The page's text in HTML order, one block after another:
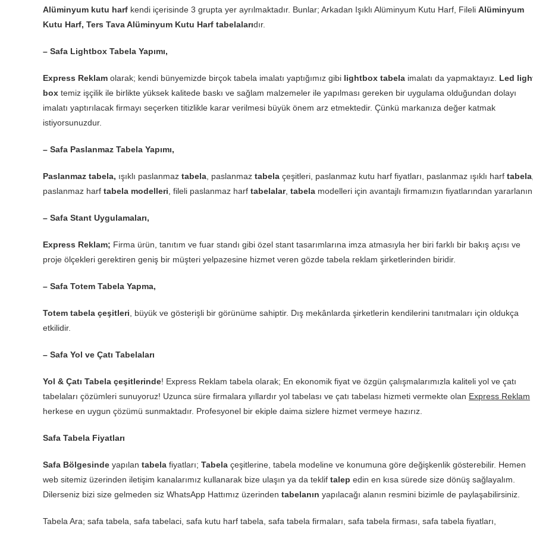
Alüminyum kutu harf kendi içerisinde 3 grupta yer ayrılmaktadır. Bunlar; Arkadan Işıklı Alüminyum Kutu Harf, Fileli Alüminyum
Kutu Harf, Ters Tava Alüminyum Kutu Harf tabelalarıdır.
– Safa Lightbox Tabela Yapımı,
Express Reklam olarak; kendi bünyemizde birçok tabela imalatı yaptığımız gibi lightbox tabela imalatı da yapmaktayız. Led
box temiz işçilik ile birlikte yüksek kalitede baskı ve sağlam malzemeler ile yapılması gereken bir uygulama olduğundan dolayı
imalatı yaptırılacak firmayı seçerken titizlikle karar verilmesi büyük önem arz etmektedir. Çünkü markanıza değer katmak
istiyorsunuzdur.
– Safa Paslanmaz Tabela Yapımı,
Paslanmaz tabela, ışıklı paslanmaz tabela , paslanmaz tabela çeşitleri, paslanmaz kutu harf fiyatları, paslanmaz ışıklı harf tabela
paslanmaz harf tabela modelleri , fileli paslanmaz harf tabelalar, tabela modelleri için avantajlı firmamızın fiyatlarından
– Safa Stant Uygulamaları,
Express Reklam; Firma ürün, tanıtım ve fuar standı gibi özel stant tasarımlarına imza atmasıyla her biri farklı bir bakış açısı ve
proje ölçekleri gerektiren geniş bir müşteri yelpazesine hizmet veren gözde tabela reklam şirketlerinden biridir.
– Safa Totem Tabela Yapma,
Totem tabela çeşitleri , büyük ve gösterişli bir görünüme sahiptir. Dış mekânlarda şirketlerin kendilerini tanıtmaları için oldukça
etkilidir.
– Safa Yol ve Çatı Tabelaları
Yol & Çatı Tabela çeşitlerinde! Express Reklam tabela olarak; En ekonomik fiyat ve özgün çalışmalarımızla kaliteli yol ve çatı
tabelaları çözümleri sunuyoruz! Uzunca süre firmalara yıllardır yol tabelası ve çatı tabelası hizmeti vermekte olan Express Reklam
herkese en uygun çözümü sunmaktadır. Profesyonel bir ekiple daima sizlere hizmet vermeye hazırız.
Safa Tabela Fiyatları
Safa Bölgesinde yapılan tabela fiyatları; Tabela çeşitlerine, tabela modeline ve konumuna göre değişkenlik gösterebilir. Hemen
web sitemiz üzerinden iletişim kanalarımız kullanarak bize ulaşın ya da teklif talep edin en kısa sürede size dönüş sağlayalım.
Dilerseniz bizi size gelmeden siz WhatsApp Hattımız üzerinden tabelanın yapılacağı alanın resmini bizimle de paylaşabilirsiniz.
Tabela Ara; safa tabela, safa tabelaci, safa kutu harf tabela, safa tabela firmaları, safa tabela firması, safa tabela fiyatları,